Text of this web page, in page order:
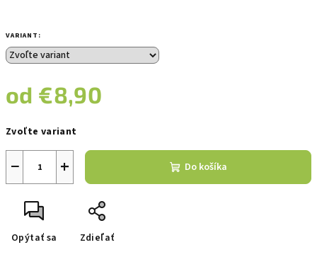
VARIANT:
od €8,90
cena:
Zvoľte variant
+
− Do košíka
Opýtať sa Zdieľať